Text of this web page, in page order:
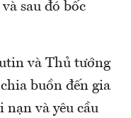
sau đó bốc
và Thủ tướng
buồn đến gia
nạn và yêu cầu